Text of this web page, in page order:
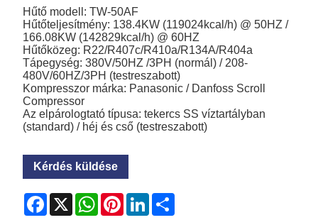
Hűtő modell: TW-50AF
Hűtőteljesítmény: 138.4KW (119024kcal/h) @ 50HZ /
166.08KW (142829kcal/h) @ 60HZ
Hűtőközeg: R22/R407c/R410a/R134A/R404a
Tápegység: 380V/50HZ /3PH (normál) / 208-
480V/60HZ/3PH (testreszabott)
Kompresszor márka: Panasonic / Danfoss Scroll
Compressor
Az elpárologtató típusa: tekercs SS víztartályban
(standard) / héj és cső (testreszabott)
Kérdés küldése
Facebook
X WhatsApp
PinterestLinkedIn